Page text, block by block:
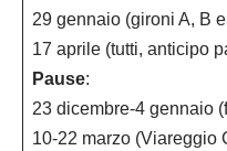
29 gennaio (gironi A, B
17 aprile (tutti, anticipo
Pause:
23 dicembre-4 gennaio
10-22 marzo (Viareggio